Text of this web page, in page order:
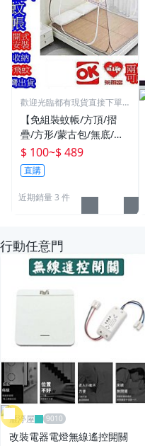
歡迎光臨都有現貨直接下單
【免組裝蚊帳/方頂/摺
疊/方形/蒙古包/無底/有
底彈開式蚊帳】雙人加
大/雙人/單人/文帳睡簾
防蚊上下舖蚊帳
$ 100~$ 489
直購
近期銷量 3 件
行動任意門
雁渟屋
改裝電器電燈無線遙控開關